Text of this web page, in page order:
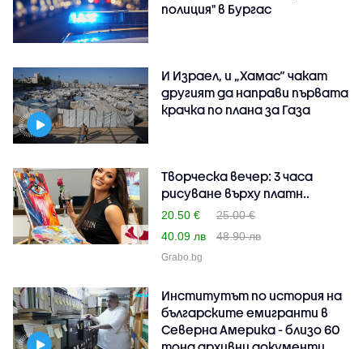
полиция" в Бургас
И Израел, и „Хамас“ чакат
другият да направи първата
крачка по плана за Газа
Творческа вечер: 3 часа
рисуване върху платн..
20.50 €
25.00 €
40.09 лв
48.90 лв
Grabo.bg
Институтът по история на
българските емигранти в
Северна Америка - близо 60